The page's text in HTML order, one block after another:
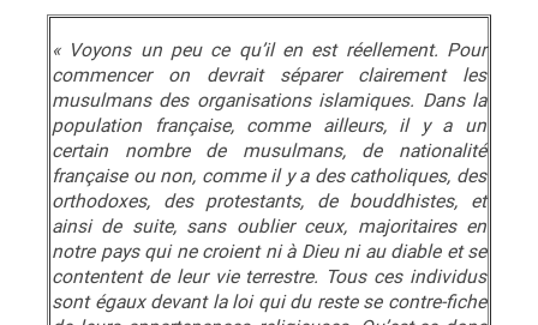
« Voyons un peu ce qu’il en est réellement. Pour
commencer on devrait séparer clairement les
musulmans des organisations islamiques. Dans la
population française, comme ailleurs, il y a un
certain nombre de musulmans, de nationalité
française ou non, comme il y a des catholiques, des
orthodoxes, des protestants, de bouddhistes, et
ainsi de suite, sans oublier ceux, majoritaires en
notre pays qui ne croient ni à Dieu ni au diable et se
contentent de leur vie terrestre. Tous ces individus
sont égaux devant la loi qui du reste se contre-fiche